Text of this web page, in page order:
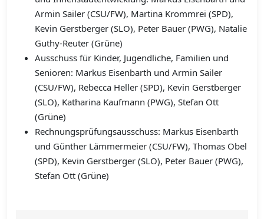
Armin Sailer (CSU/FW), Martina Krommrei (SPD),
Kevin Gerstberger (SLO), Peter Bauer (PWG), Natalie
Guthy-Reuter (Grüne)
Ausschuss für Kinder, Jugendliche, Familien und
Senioren: Markus Eisenbarth und Armin Sailer
(CSU/FW), Rebecca Heller (SPD), Kevin Gerstberger
(SLO), Katharina Kaufmann (PWG), Stefan Ott
(Grüne)
Rechnungsprüfungsausschuss: Markus Eisenbarth
und Günther Lämmermeier (CSU/FW), Thomas Obel
(SPD), Kevin Gerstberger (SLO), Peter Bauer (PWG),
Stefan Ott (Grüne)